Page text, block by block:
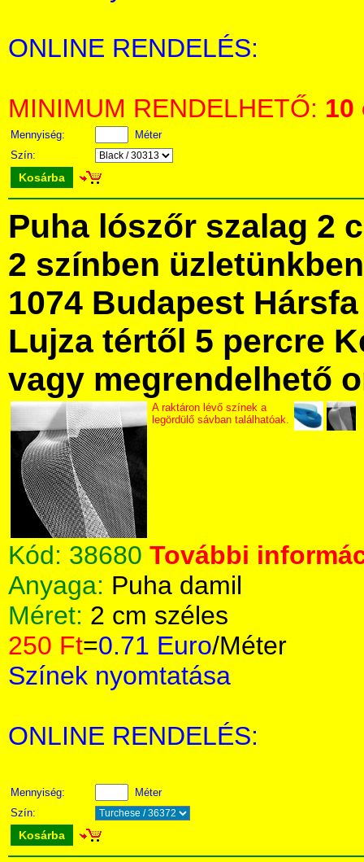
ONLINE RENDELÉS:
MINIMUM RENDELHETŐ: 10
Mennyiség:
Méter
Szín:
Kosárba
Puha lószőr szalag 2
2 színben
1074 Budapest
Lujza tértől 5 percre
vagy megrendelhető
A raktáron lévő színek a
legördülő sávban találhatóak.
Kód: 38680 További
Anyaga: Puha damil
Méret: 2 cm széles
250 Ft=0.71 Euro/Méter
Színek nyomtatása
ONLINE RENDELÉS:
Mennyiség:
Méter
Szín:
Kosárba